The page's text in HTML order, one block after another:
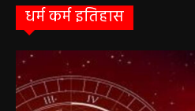
धर्म कर्म इतिहास